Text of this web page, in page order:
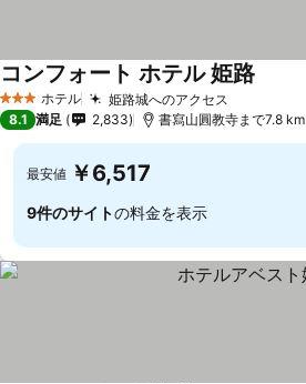
3 ホテルのランク
ホテル 姫路城へのアクセス
コンフォート ホテル 姫路
8.1 満足 2,833 書寫山圓教寺まで7.8 km
最安値 ￥6,517
9件のサイトの料金を表示